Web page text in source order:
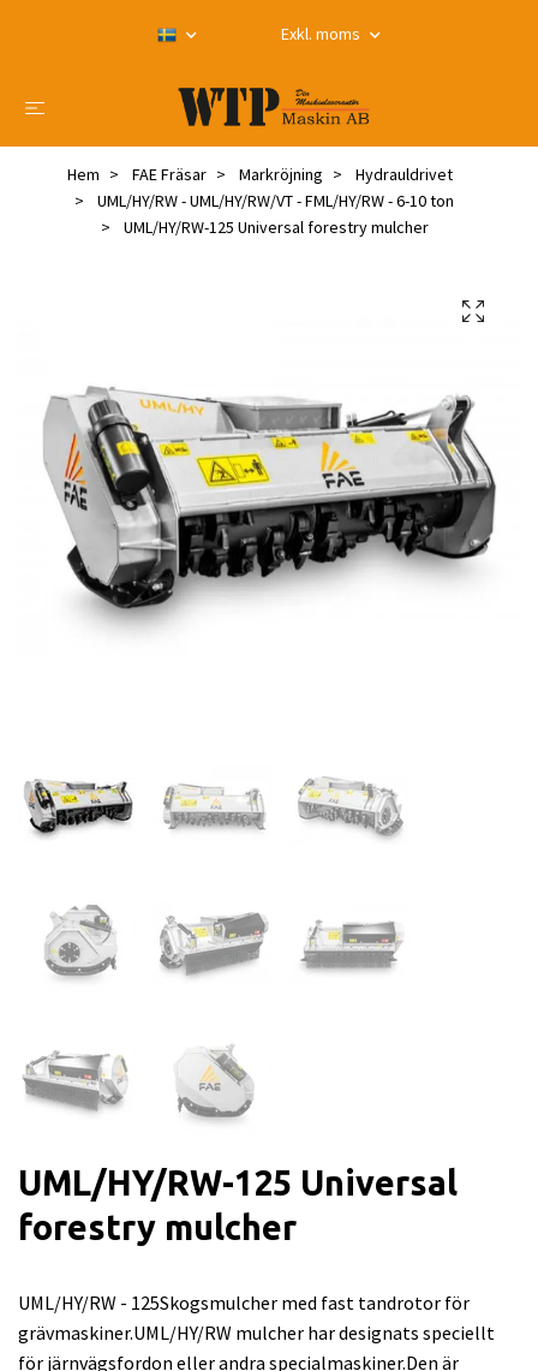
Exkl. moms
Hem FAE Fräsar Markröjning
Hydrauldrivet
UML/HY/RW - UML/HY/RW/VT - FML/HY/RW - 6-10 ton
UML/HY/RW-125 Universal forestry mulcher
UML/HY/RW-125 Universal
forestry mulcher
UML/HY/RW - 125Skogsmulcher med fast tandrotor för
grävmaskiner.UML/HY/RW mulcher har designats speciellt
för järnvägsfordon eller andra specialmaskiner.Den är